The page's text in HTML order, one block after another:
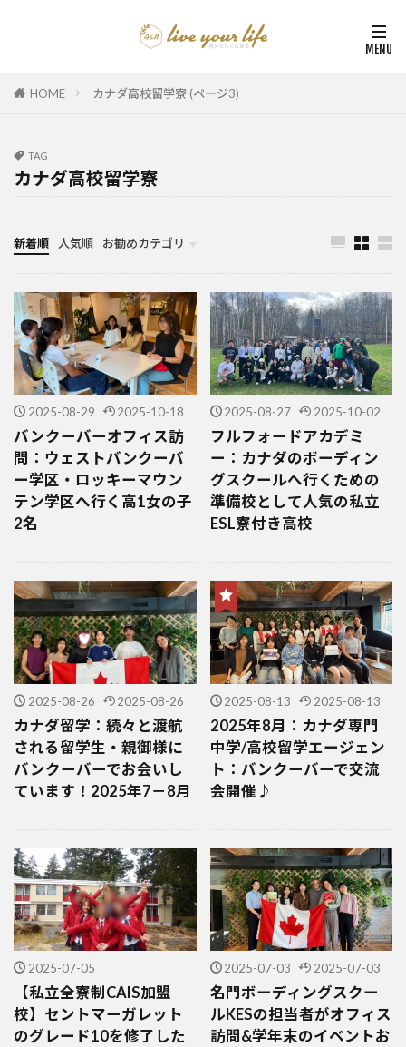
HOME カナダ高校留学寮 (ページ3)
TAG
カナダ高校留学寮
新着順 人気順 お勧めカテゴリ
カナダ中学・高校留学
カナダ親子留学・教育移住
体験談（カナダ高校留学・親子移住）
カナダ留学カウンセリング内容実例集
2025-08-29 2025-10-18
バンクーバーオフィス訪
問：ウェストバンクーバ
ー学区・ロッキーマウン
テン学区へ行く高1女の子
2名
2025-08-27 2025-10-02
フルフォードアカデミ
ー：カナダのボーディン
グスクールへ行くための
準備校として人気の私立
ESL寮付き高校
2025-08-26 2025-08-26
カナダ留学：続々と渡航
される留学生・親御様に
バンクーバーでお会いし
ています！2025年7－8月
2025-08-13 2025-08-13
2025年8月：カナダ専門
中学/高校留学エージェン
ト：バンクーバーで交流
会開催♪
2025-07-05
【私立全寮制CAIS加盟
校】セントマーガレット
のグレード10を修了した
2025-07-03 2025-07-03
名門ボーディングスクー
ルKESの担当者がオフィス
訪問&学年末のイベントお